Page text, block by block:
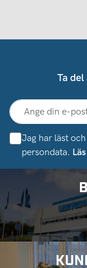
Ta
Jag har läst
persondata.